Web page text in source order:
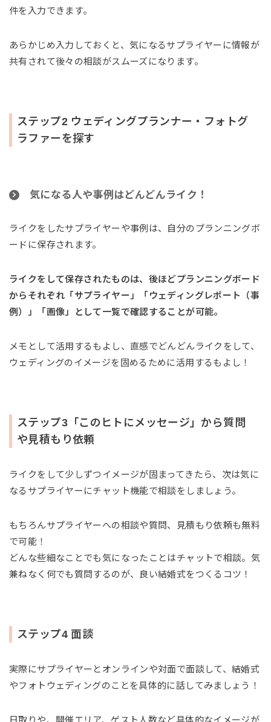
件を入力できます。
あらかじめ入力しておくと、気になるサプライヤーに情報が
共有されて後々の相談がスムーズになります。
ステップ2 ウェディングプランナー・フォトグ
ラファーを探す
気になる人や事例はどんどんライク！
ライクをしたサプライヤーや事例は、自分のプランニングボ
ードに保存されます。
ライクをして保存されたものは、後ほどプランニングボード
からそれぞれ「サプライヤー」「ウェディングレポート（事
例）」「画像」として一覧で確認することが可能。
メモとして活用するもよし、直感でどんどんライクをして、
ウェディングのイメージを固めるために活用するもよし！
ステップ3「このヒトにメッセージ」から質問
や見積もり依頼
ライクをして少しずつイメージが固まってきたら、次は気に
なるサプライヤーにチャット機能で相談をしましょう。
もちろんサプライヤーへの相談や質問、見積もり依頼も無料
で可能！
どんな些細なことでも気になったことはチャットで相談。気
兼ねなく何でも質問するのが、良い結婚式をつくるコツ！
ステップ4 面談
実際にサプライヤーとオンラインや対面で面談して、結婚式
やフォトウェディングのことを具体的に話してみましょう！
日取りや、開催エリア、ゲスト人数など具体的なイメージが